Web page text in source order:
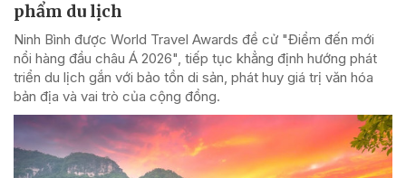
phẩm du lịch
Ninh Bình được World Travel Awards đề cử "Điểm đến mới
nổi hàng đầu châu Á 2026", tiếp tục khẳng định hướng phát
triển du lịch gắn với bảo tồn di sản, phát huy giá trị văn hóa
bản địa và vai trò của cộng đồng.